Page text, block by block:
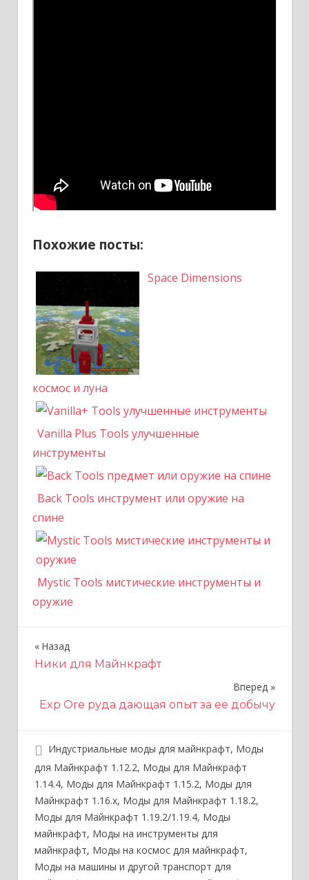
Похожие посты:
Space Dimensions
космос и луна
Vanilla Plus Tools улучшенные
инструменты
Back Tools инструмент или оружие на
спине
Mystic Tools мистические инструменты и
оружие
Н
а
в
г
а
ц
и
я
п
Назад
Ники для Майнкрафт
Вперед
Exp Ore руда дающая опыт за ее добычу
Индустриальные моды для майнкрафт, Моды
для Майнкрафт 1.12.2, Моды для Майнкрафт
1.14.4, Моды для Майнкрафт 1.15.2, Моды для
Майнкрафт 1.16.x, Моды для Майнкрафт 1.18.2,
Моды для Майнкрафт 1.19.2/1.19.4, Моды
майнкрафт, Моды на инструменты для
майнкрафт, Моды на космос для майнкрафт,
Моды на машины и другой транспорт для